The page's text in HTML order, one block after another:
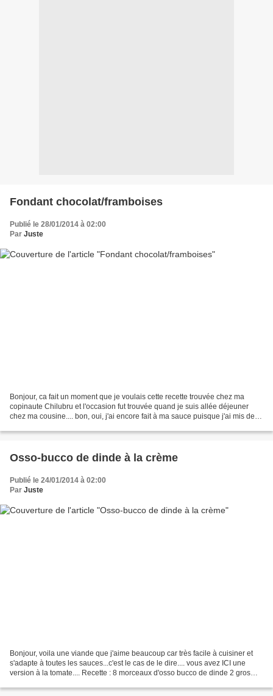
Fondant chocolat/framboises
Publié le 28/01/2014 à 02:00
Par Juste
Bonjour, ca fait un moment que je voulais cette recette trouvée chez ma
copinaute Chilubru et l'occasion fut trouvée quand je suis allée déjeuner
chez ma cousine.... bon, oui, j'ai encore fait à ma sauce puisque j'ai mis des
Osso-bucco de dinde à la crème
Publié le 24/01/2014 à 02:00
Par Juste
Bonjour, voila une viande que j'aime beaucoup car très facile à cuisiner et
s'adapte à toutes les sauces...c'est le cas de le dire.... vous avez ICI une
version à la tomate.... Recette : 8 morceaux d'osso bucco de dinde 2 gros